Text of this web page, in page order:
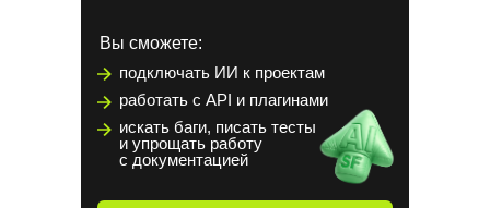
Вы сможете:
подключать ИИ к проектам
работать с API и плагинами
искать баги, писать тесты
и упрощать работу
с документацией